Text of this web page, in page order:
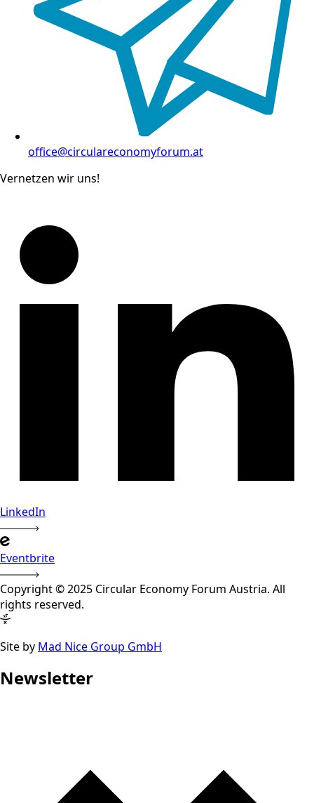
office@circulareconomyforum.at
Vernetzen wir uns!
LinkedIn
Eventbrite
Copyright © 2025 Circular Economy Forum Austria. All
rights reserved.
Site by Mad Nice Group GmbH
Newsletter